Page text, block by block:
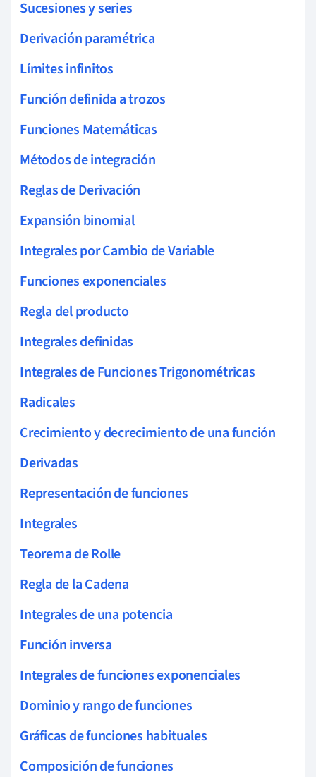
Sucesiones y series
Derivación paramétrica
Límites infinitos
Función definida a trozos
Funciones Matemáticas
Métodos de integración
Reglas de Derivación
Expansión binomial
Integrales por Cambio de Variable
Funciones exponenciales
Regla del producto
Integrales definidas
Integrales de Funciones Trigonométricas
Radicales
Crecimiento y decrecimiento de una función
Derivadas
Representación de funciones
Integrales
Teorema de Rolle
Regla de la Cadena
Integrales de una potencia
Función inversa
Integrales de funciones exponenciales
Dominio y rango de funciones
Gráficas de funciones habituales
Composición de funciones